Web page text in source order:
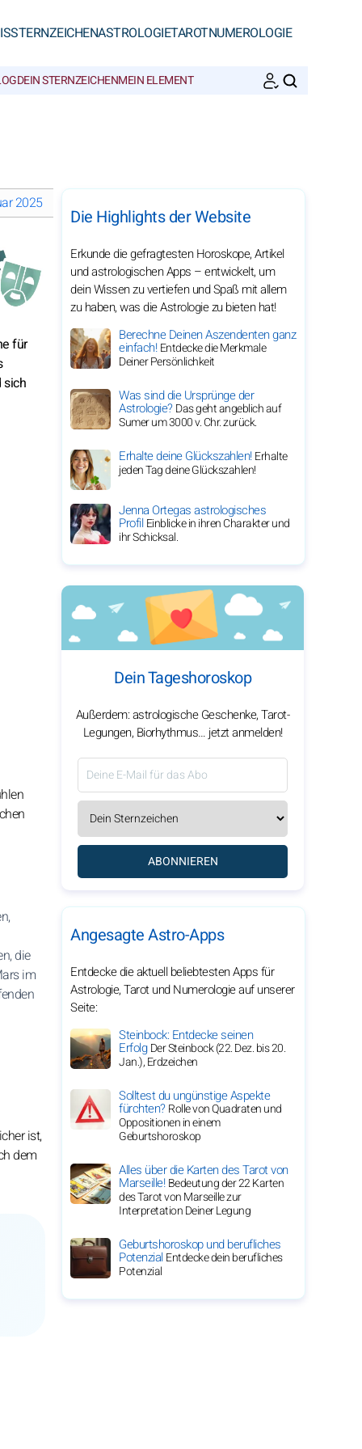
STERNZEICHENASTROLOGIETAROTNUMEROLOGIE
DEIN STERNZEICHENMEIN ELEMENT
2025
für
sich
die
im
ist,
dem
Die Highlights der Website
Erkunde die gefragtesten Horoskope, Artikel
und astrologischen Apps – entwickelt, um
dein Wissen zu vertiefen und Spaß mit allem
zu haben, was die Astrologie zu bieten hat!
Berechne Deinen Aszendenten ganz
einfach!Entdecke die Merkmale
Deiner Persönlichkeit
Was sind die Ursprünge der
Astrologie?Das geht angeblich auf
Sumer um 3000 v. Chr. zurück.
Erhalte deine Glückszahlen!Erhalte
jeden Tag deine Glückszahlen!
Jenna Ortegas astrologisches
ProfilEinblicke in ihren Charakter und
ihr Schicksal.
Dein Tageshoroskop
Außerdem: astrologische Geschenke, Tarot-
Legungen, Biorhythmus… jetzt anmelden!
ABONNIEREN
Angesagte Astro-Apps
Entdecke die aktuell beliebtesten Apps für
Astrologie, Tarot und Numerologie auf unserer
Seite:
Steinbock: Entdecke seinen
ErfolgDer Steinbock (22. Dez. bis 20.
Jan.), Erdzeichen
Solltest du ungünstige Aspekte
fürchten?Rolle von Quadraten und
Oppositionen in einem
Geburtshoroskop
Alles über die Karten des Tarot von
Marseille!Bedeutung der 22 Karten
des Tarot von Marseille zur
Interpretation Deiner Legung
Geburtshoroskop und berufliches
PotenzialEntdecke dein berufliches
Potenzial